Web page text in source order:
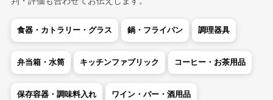
食器・カトラリー・グラス 鍋・フライパン 調理器具
弁当箱・水筒 キッチンファブリック コーヒー・お茶用品
保存容器・調味料入れ ワイン・バー・酒用品